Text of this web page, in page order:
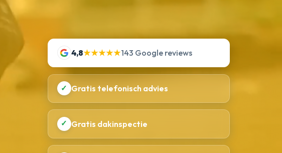
4,8★★★★★143 Google reviews
✓ Gratis telefonisch advies
✓ Gratis dakinspectie